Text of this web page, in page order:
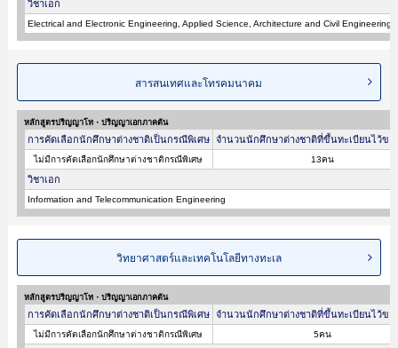
วิชาเอก
Electrical and Electronic Engineering, Applied Science, Architecture and Civil
สารสนเทศและโทรคมนาคม
หลักสูตรปริญญาโท・ปริญญาเอกภาคต้น
การคัดเลือกนักศึกษาต่างชาติเป็นกรณีพิเศษ จำนวนนักศึกษาต่างชาติที่ขึ้นทะเบียนไว้ขอ
ไม่มีการคัดเลือกนักศึกษาต่างชาติกรณีพิเศษ 13คน
วิชาเอก
Information and Telecommunication Engineering
วิทยาศาสตร์และเทคโนโลยีทางทะเล
หลักสูตรปริญญาโท・ปริญญาเอกภาคต้น
การคัดเลือกนักศึกษาต่างชาติเป็นกรณีพิเศษ จำนวนนักศึกษาต่างชาติที่ขึ้นทะเบียนไว้ขอ
ไม่มีการคัดเลือกนักศึกษาต่างชาติกรณีพิเศษ 5คน